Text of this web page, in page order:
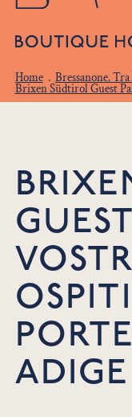
Home . Bressanone.
Brixen Südtirol Guest
ADIGE